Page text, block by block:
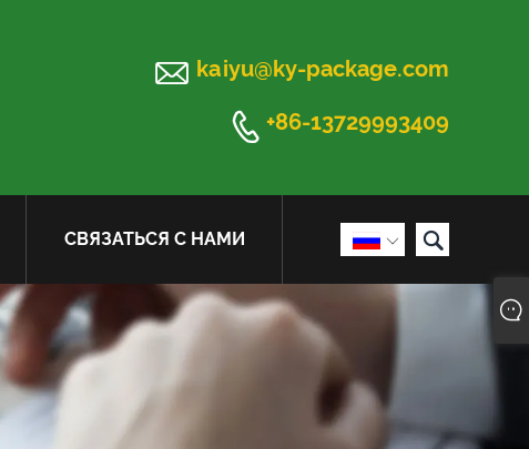
 kaiyu@ky-package.com
 +86-13729993409
 
СВЯЗАТЬСЯ С НАМИ